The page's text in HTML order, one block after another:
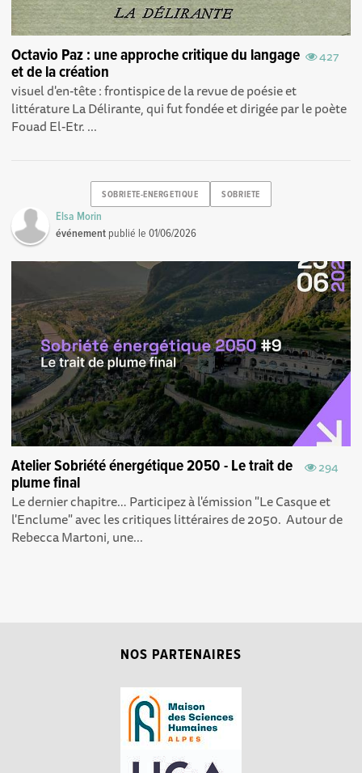
427
Octavio Paz : une approche critique du langage
et de la création
visuel d'en-tête : frontispice de la revue de poésie et
littérature La Délirante, qui fut fondée et dirigée par le poète
Fouad El-Etr. ...
SOBRIETE-ENERGETIQUE SOBRIETE
Elsa Morin
événement publié le01/06/2026
294
Atelier Sobriété énergétique 2050 - Le trait de
plume final
Le dernier chapitre… Participez à l'émission "Le Casque et
l'Enclume" avec les critiques littéraires de 2050. Autour de
Rebecca Martoni, une...
NOS PARTENAIRES